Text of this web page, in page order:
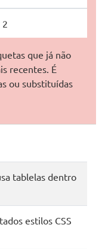
2
que já não
recentes. É
ou substituídas
tablelas dentro
estilos CSS